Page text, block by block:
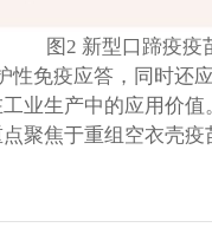
图2 新型口蹄疫疫
免疫应答，同时
业生产中的应用价
聚焦于重组空衣壳疫